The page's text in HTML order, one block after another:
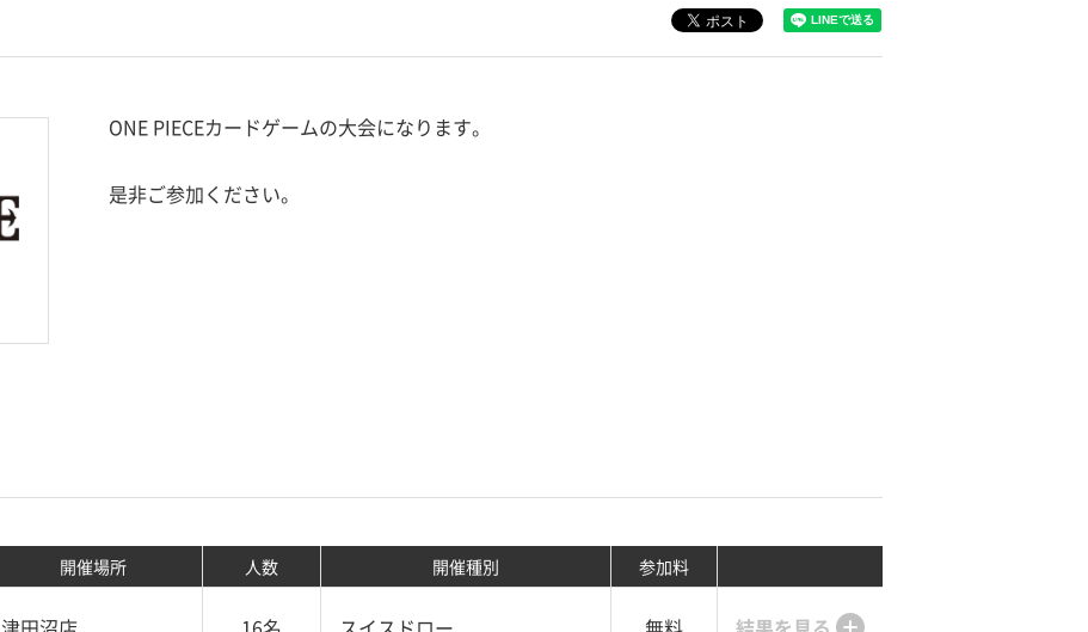
ONE PIECEカードゲームの大会になります。
是非ご参加ください。
開催場所 人数 開催種別 参加料